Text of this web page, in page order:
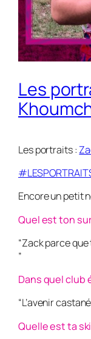
Les
Les portraits :
Encore un petit
Quel est ton
“Zack parce
”
Dans quel club
“L’avenir
Quelle est ta